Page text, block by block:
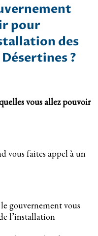
pour
des
?
vous allez pouvoir
vous faites appel à un
gouvernement vous
l’installation